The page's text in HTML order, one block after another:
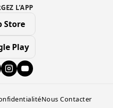
L’APP
Store
Play
Nous Contacter